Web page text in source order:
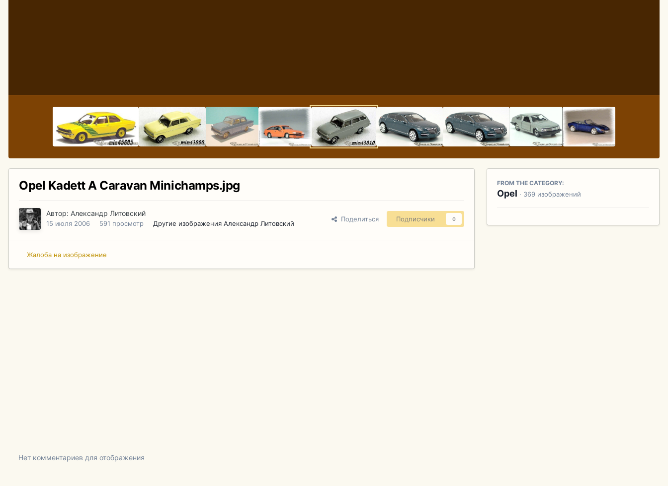
Opel Kadett A Caravan Minichamps.jpg
Автор: Александр Литовский
15 июля 2006 591 просмотр Другие изображения Александр Литовский
Поделиться Подписчики 0
Жалоба на изображение
FROM THE CATEGORY:
Opel · 369 изображений
Нет комментариев для отображения